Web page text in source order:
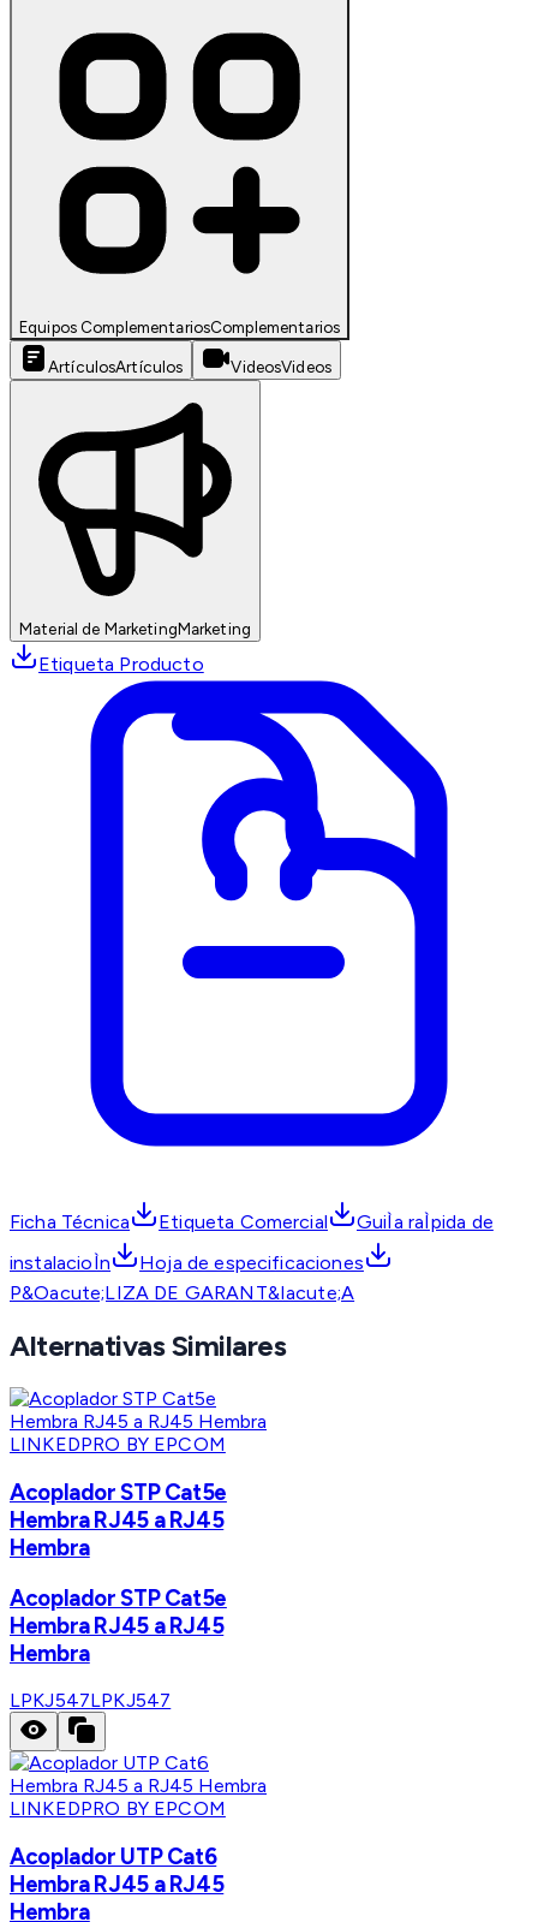
Equipos ComplementariosComplementarios
ArtículosArtículos VideosVideos
Material de MarketingMarketing
Etiqueta Producto
Ficha Técnica Etiqueta Comercial
GuiÌa raÌpida de
instalacioÌn
Hoja de especificaciones
P&Oacute;LIZA DE GARANT&Iacute;A
Alternativas Similares
LINKEDPRO BY EPCOM
Acoplador STP Cat5e
Hembra RJ45 a RJ45
Hembra
Acoplador STP Cat5e
Hembra RJ45 a RJ45
Hembra
LPKJ547LPKJ547
LINKEDPRO BY EPCOM
Acoplador UTP Cat6
Hembra RJ45 a RJ45
Hembra